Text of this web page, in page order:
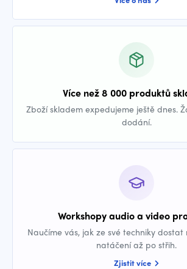
Více než 8 000 produktů
Zboží skladem expedujeme ještě dnes.
dodání.
Workshopy audio a video
Naučíme vás, jak ze své techniky
natáčení až po střih.
Zjistit více